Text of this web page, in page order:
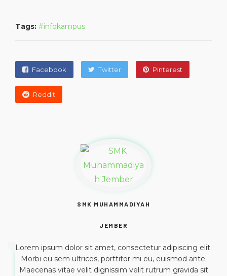
Tags: infokampus
Facebook Twitter Pinterest
Reddit
SMK MUHAMMADIYAH
JEMBER
Lorem ipsum dolor sit amet, consectetur adipiscing elit.
Morbi eu sem ultrices, porttitor mi eu, euismod ante.
Maecenas vitae velit dignissim velit rutrum gravida sit